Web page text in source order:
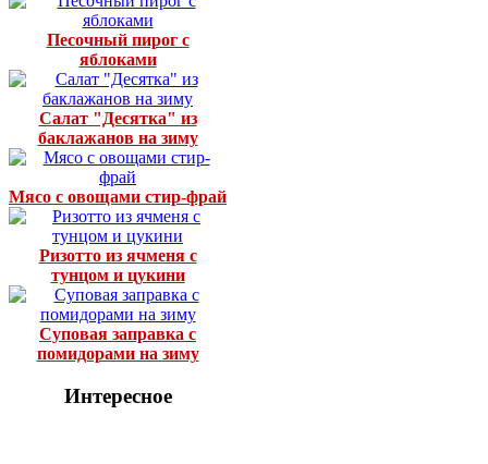
Песочный пирог с
яблоками
Салат "Десятка" из
баклажанов на зиму
Мясо с овощами стир-фрай
Ризотто из ячменя с
тунцом и цукини
Суповая заправка с
помидорами на зиму
Интересное